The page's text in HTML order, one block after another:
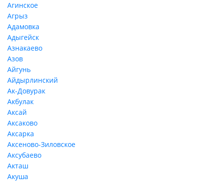
Агинское
Агрыз
Адамовка
Адыгейск
Азнакаево
Азов
Айгунь
Айдырлинский
Ак-Довурак
Акбулак
Аксай
Аксаково
Аксарка
Аксеново-Зиловское
Аксубаево
Акташ
Акуша